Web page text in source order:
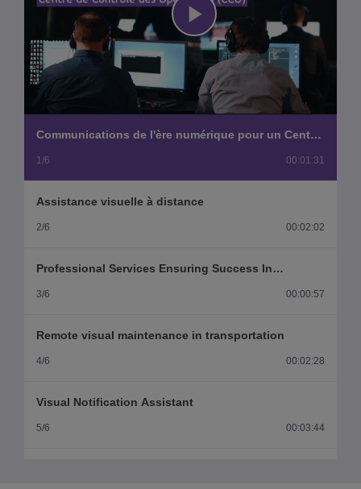
Communications de l'ère numérique pour un Centre
1/6 00:01:31
Assistance visuelle à distance
2/6 00:02:02
Professional Services Ensuring Success In
3/6 00:00:57
Remote visual maintenance in transportation
4/6 00:02:28
Visual Notification Assistant
5/6 00:03:44
Play
Video